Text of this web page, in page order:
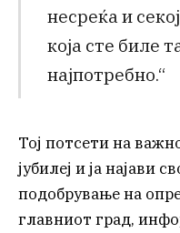
несреќа и
која сте биле
најпотребно.“
Тој потсети на
јубилеј и ја најави
подобрување на
главниот град,